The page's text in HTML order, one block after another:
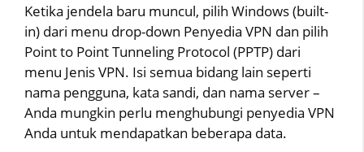
Ketika jendela baru muncul, pilih Windows (built-
in) dari menu drop-down Penyedia VPN dan pilih
Point to Point Tunneling Protocol (PPTP) dari
menu Jenis VPN. Isi semua bidang lain seperti
nama pengguna, kata sandi, dan nama server –
Anda mungkin perlu menghubungi penyedia VPN
Anda untuk mendapatkan beberapa data.